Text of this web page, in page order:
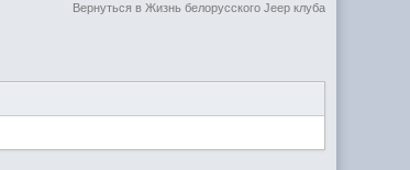
Вернуться в Жизнь белорусского Jeep клуба